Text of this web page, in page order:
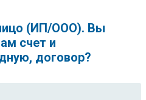
(ИП/ООО). Вы
счет и
договор?